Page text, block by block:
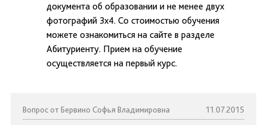
документа об образовании и не менее двух
фотографий 3х4. Со стоимостью обучения
можете ознакомиться на сайте в разделе
Абитуриенту. Прием на обучение
осуществляется на первый курс.
Вопрос от Бервино Софья Владимировна 11.07.2015